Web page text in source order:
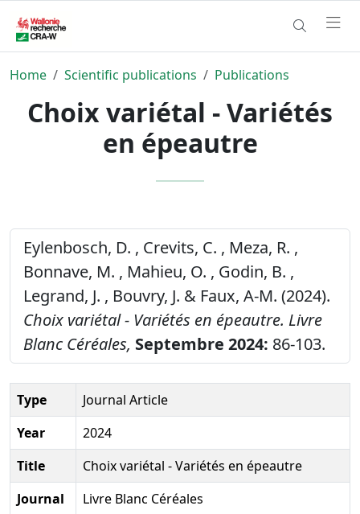
Home Scientific publications Publications
Choix variétal - Variétés
en épeautre
Eylenbosch, D. , Crevits, C. , Meza, R. ,
Bonnave, M. , Mahieu, O. , Godin, B. ,
Legrand, J. , Bouvry, J. & Faux, A-M. (2024).
Choix variétal - Variétés en épeautre. Livre
Blanc Céréales, Septembre 2024: 86-103.
Type
Journal Article
Year
2024
Title
Choix variétal - Variétés en épeautre
Journal
Livre Blanc Céréales